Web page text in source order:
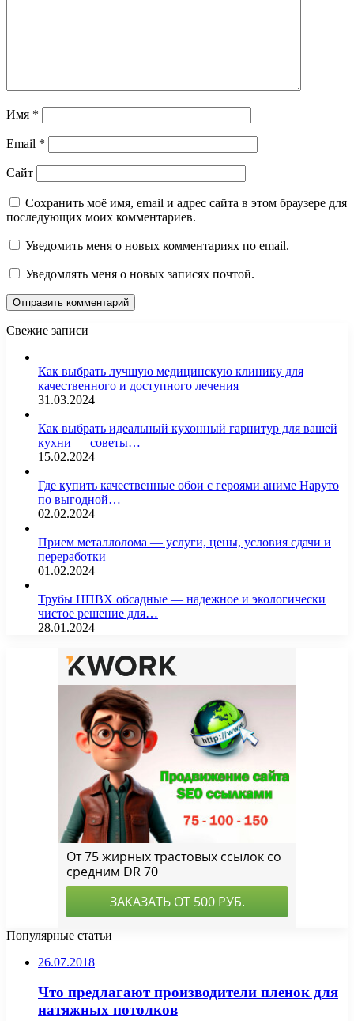
Имя *
Email *
Сайт
Сохранить моё имя, email и адрес сайта в этом браузере для
последующих моих комментариев.
Уведомить меня о новых комментариях по email.
Уведомлять меня о новых записях почтой.
Свежие записи
Как выбрать лучшую медицинскую клинику для
качественного и доступного лечения
31.03.2024
Как выбрать идеальный кухонный гарнитур для вашей
кухни — советы…
15.02.2024
Где купить качественные обои с героями аниме Наруто
по выгодной…
02.02.2024
Прием металлолома — услуги, цены, условия сдачи и
переработки
01.02.2024
Трубы НПВХ обсадные — надежное и экологически
чистое решение для…
28.01.2024
Популярные статьи
26.07.2018
Что предлагают производители пленок для
натяжных потолков